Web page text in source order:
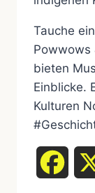
Tauche
Powwows
bieten
Einblicke.
Kulturen